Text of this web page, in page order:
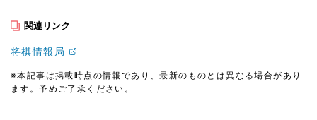
関連リンク
将棋情報局
※本記事は掲載時点の情報であり、最新のものとは異なる場合があり
ます。予めご了承ください。